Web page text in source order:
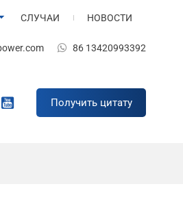
СЛУЧАИ НОВОСТИ
86 13420993392
Получить цитату